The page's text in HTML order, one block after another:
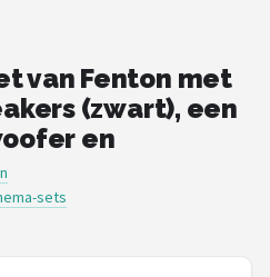
van Fenton met
(zwart), een
en
sets